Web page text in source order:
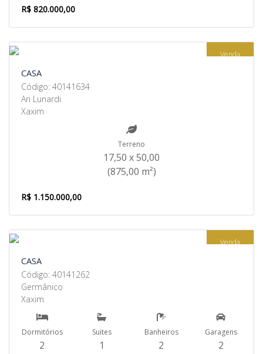
R$ 820.000,00
Venda
CASA
Código: 40141634
Ari Lunardi
Xaxim
Terreno
17,50 x 50,00
(875,00 m²)
R$ 1.150.000,00
Venda
CASA
Código: 40141262
Germânico
Xaxim
Dormitórios
2
Suites
1
Banheiros
2
Garagens
2